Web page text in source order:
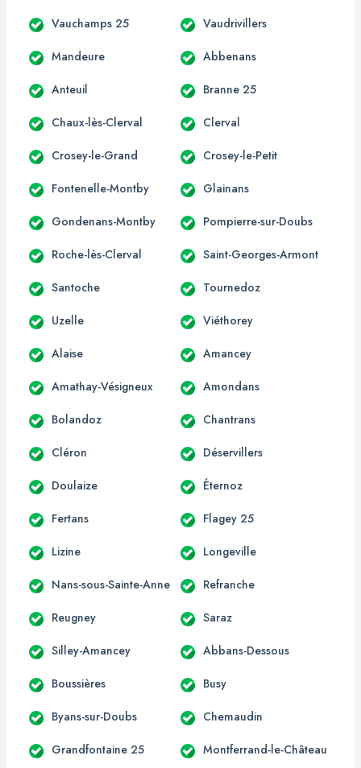
Vauchamps 25 Vaudrivillers
Mandeure Abbenans
Anteuil Branne 25
Chaux-lès-Clerval Clerval
Crosey-le-Grand Crosey-le-Petit
Fontenelle-Montby Glainans
Gondenans-Montby Pompierre-sur-Doubs
Roche-lès-Clerval Saint-Georges-Armont
Santoche Tournedoz
Uzelle Viéthorey
Alaise Amancey
Amathay-Vésigneux Amondans
Bolandoz Chantrans
Cléron Déservillers
Doulaize Éternoz
Fertans Flagey 25
Lizine Longeville
Nans-sous-Sainte-Anne Refranche
Reugney Saraz
Silley-Amancey Abbans-Dessous
Boussières Busy
Byans-sur-Doubs Chemaudin
Grandfontaine 25 Montferrand-le-Château